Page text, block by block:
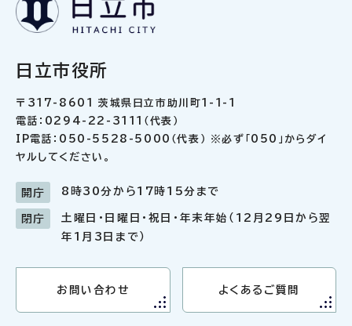
日立市役所
〒317-8601 茨城県日立市助川町1-1-1
電話：0294-22-3111（代表）
IP電話：050-5528-5000（代表） ※必ず「050」からダイ
ヤルしてください。
開庁 8時30分から17時15分まで
閉庁
土曜日・日曜日・祝日・年末年始（12月29日から翌
年1月3日まで）
お問い合わせ よくあるご質問